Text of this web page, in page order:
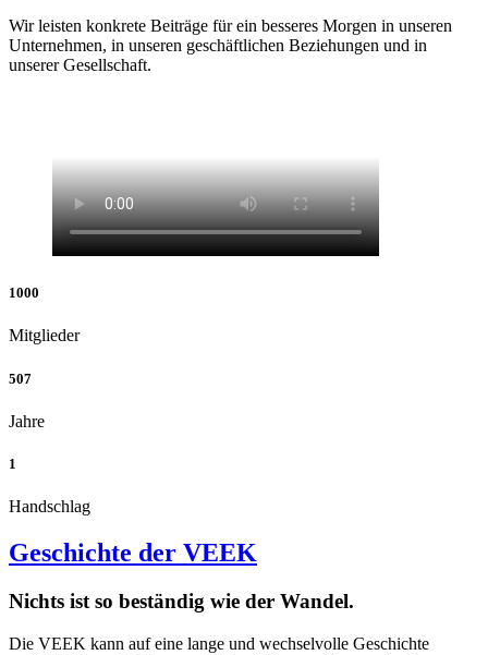
Wir leisten konkrete Beiträge für ein besseres Morgen in unseren
Unternehmen, in unseren geschäftlichen Beziehungen und in
unserer Gesellschaft.
1000
Mitglieder
507
Jahre
1
Handschlag
Geschichte der VEEK
Nichts ist so beständig wie der Wandel.
Die VEEK kann auf eine lange und wechselvolle Geschichte